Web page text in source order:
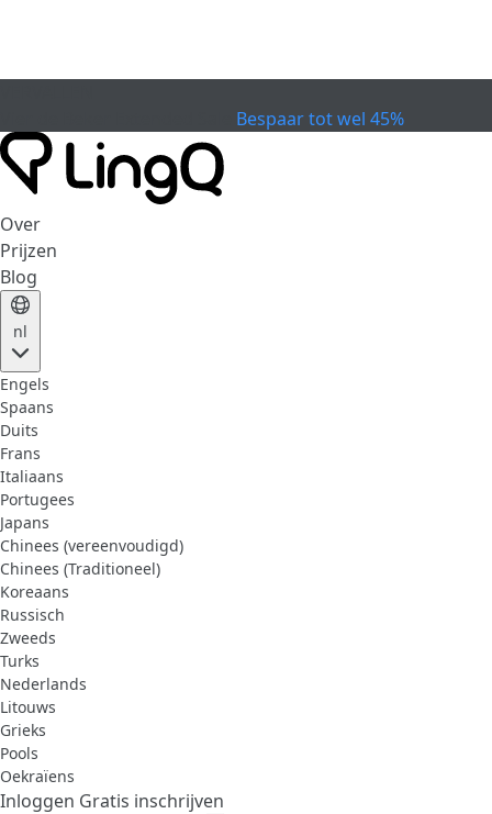
Bespaar tot wel 45%
Over
Prijzen
Blog
nl
Engels
Spaans
Duits
Frans
Italiaans
Portugees
Japans
Chinees (vereenvoudigd)
Chinees (Traditioneel)
Koreaans
Russisch
Zweeds
Turks
Nederlands
Litouws
Grieks
Pools
Oekraïens
Inloggen Gratis inschrijven